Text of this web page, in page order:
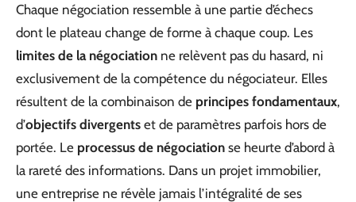
Chaque négociation ressemble à une partie d’échecs
dont le plateau change de forme à chaque coup. Les
limites de la négociation ne relèvent pas du hasard, ni
exclusivement de la compétence du négociateur. Elles
résultent de la combinaison de principes fondamentaux,
d’objectifs divergents et de paramètres parfois hors de
portée. Le processus de négociation se heurte d’abord à
la rareté des informations. Dans un projet immobilier,
une entreprise ne révèle jamais l’intégralité de ses